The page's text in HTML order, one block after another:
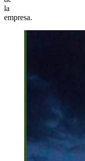
la
empresa.